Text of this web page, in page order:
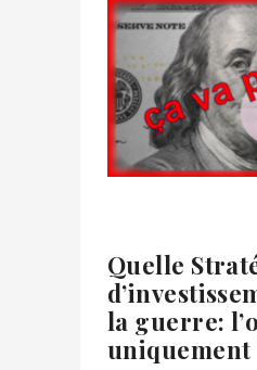
Quelle
la guerre:
uniquement